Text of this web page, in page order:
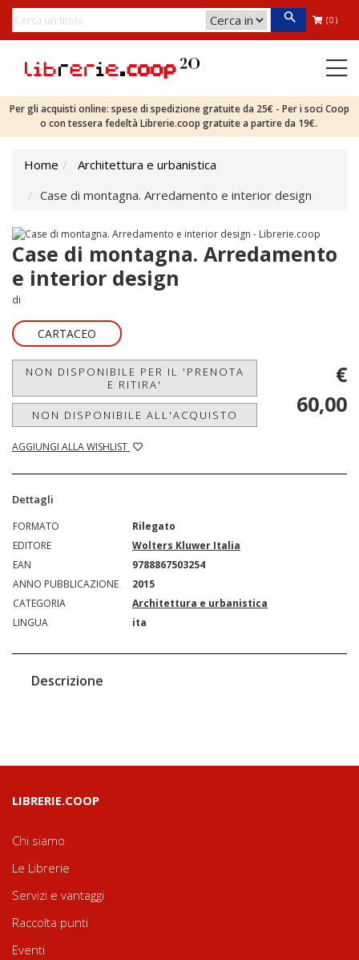
(0)
Per gli acquisti online: spese di spedizione gratuite da 25€ - Per i soci Coop
o con tessera fedeltà Librerie.coop gratuite a partire da 19€.
Home
Architettura e urbanistica
Case di montagna. Arredamento e interior design
Case di montagna. Arredamento
e interior design
di
CARTACEO
NON DISPONIBILE PER IL 'PRENOTA
E RITIRA'
NON DISPONIBILE ALL'ACQUISTO
AGGIUNGI ALLA WISHLIST
€
60,00
Dettagli
FORMATO
Rilegato
EDITORE
Wolters Kluwer Italia
EAN
9788867503254
ANNO PUBBLICAZIONE
2015
CATEGORIA
Architettura e urbanistica
LINGUA
ita
Descrizione
LIBRERIE.COOP
Chi siamo
Le Librerie
Servizi e vantaggi
Raccolta punti
Eventi